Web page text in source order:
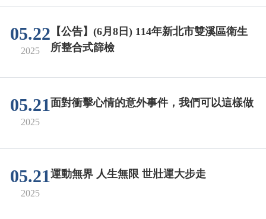
05.22
2025
【公告】(6月8日) 114年新北市雙溪區衛生
所整合式篩檢
05.21
2025
面對衝擊心情的意外事件，我們可以這樣做
05.21
2025
運動無界 人生無限 世壯運大步走